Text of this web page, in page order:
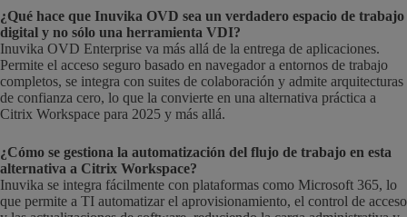
¿Qué hace que Inuvika OVD sea un verdadero espacio de trabajo
digital y no sólo una herramienta VDI?
Inuvika OVD Enterprise va más allá de la entrega de aplicaciones.
Permite el acceso seguro basado en navegador a entornos de trabajo
completos, se integra con suites de colaboración y admite arquitecturas
de confianza cero, lo que la convierte en una alternativa práctica a
Citrix Workspace para 2025 y más allá.
¿Cómo se gestiona la automatización del flujo de trabajo en esta
alternativa a Citrix Workspace?
Inuvika se integra fácilmente con plataformas como Microsoft 365, lo
que permite a TI automatizar el aprovisionamiento, el control de acceso